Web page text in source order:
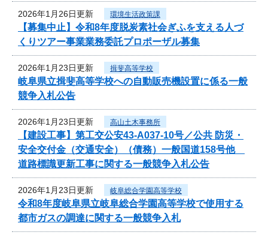
2026年1月26日更新 環境生活政策課
【募集中止】令和8年度脱炭素社会ぎふを支える人づ
くりツアー事業業務委託プロポーザル募集
2026年1月23日更新 揖斐高等学校
岐阜県立揖斐高等学校への自動販売機設置に係る一般
競争入札公告
2026年1月23日更新 高山土木事務所
【建設工事】第工交公安43-A037-10号／公共 防災・
安全交付金（交通安全）（債務）一般国道158号他
道路標識更新工事に関する一般競争入札公告
2026年1月23日更新 岐阜総合学園高等学校
令和8年度岐阜県立岐阜総合学園高等学校で使用する
都市ガスの調達に関する一般競争入札